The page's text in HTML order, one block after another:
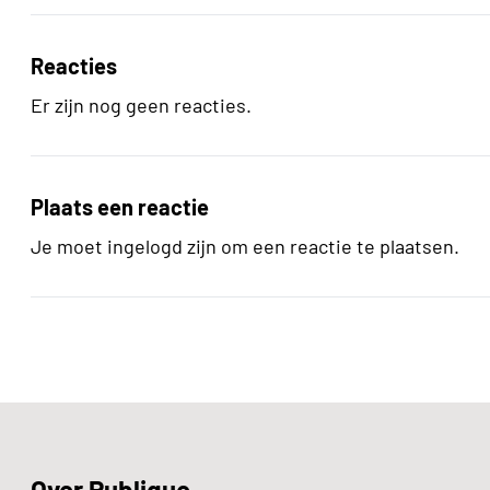
Reacties
Er zijn nog geen reacties.
Plaats een reactie
Je moet ingelogd zijn om een reactie te plaatsen.